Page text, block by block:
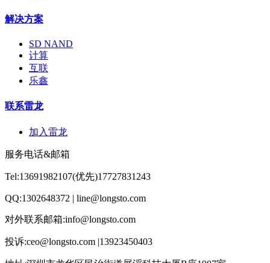
解决方案
SD NAND
计算
互联
乐鑫
联系雷龙
加入雷龙
服务电话&邮箱
Tel:13691982107(优先)17727831243
QQ:1302648372 | line@longsto.com
对外联系邮箱:info@longsto.com
投诉:ceo@longsto.com |13923450403